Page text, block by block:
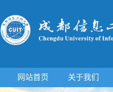
网站首页 关于我们